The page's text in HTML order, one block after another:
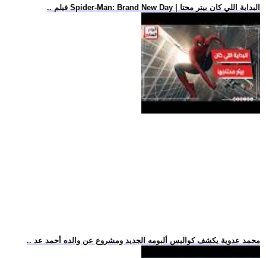
.. فيلم Spider-Man: Brand New Day | البداية اللي كان بيتر محتا
.. محمد عدوية يكشف كواليس ألبومه الجديد ومشروع عن والده أحمد عد